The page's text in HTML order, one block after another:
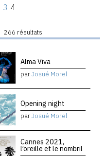
3 4
266 résultats
Alma Viva
parJosué Morel
Opening night
parJosué Morel
Cannes 2021,
l’oreille et le nombril